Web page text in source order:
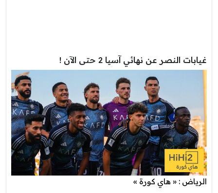
غيابات النصر عن نهائي آسيا 2 حتى الآن !
الرياض : « هاي كورة »